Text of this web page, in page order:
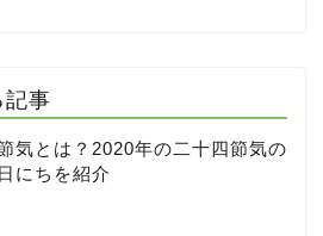
記事
気とは？2020年の二十四節気の
にちを紹介